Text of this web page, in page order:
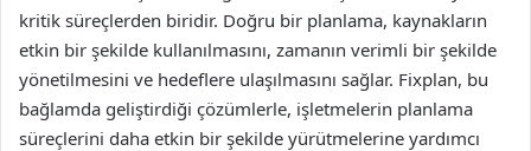
kritik süreçlerden biridir. Doğru bir planlama, kaynakların
etkin bir şekilde kullanılmasını, zamanın verimli bir şekilde
yönetilmesini ve hedeflere ulaşılmasını sağlar. Fixplan, bu
bağlamda geliştirdiği çözümlerle, işletmelerin planlama
süreçlerini daha etkin bir şekilde yürütmelerine yardımcı